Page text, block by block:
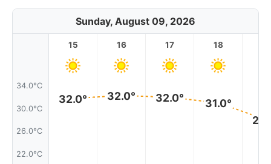
Sunday, August 09, 2026
34.0°C
30.0°C
26.0°C
22.0°C
15
32.0°
16
32.0°
17
32.0°
18
31.0°